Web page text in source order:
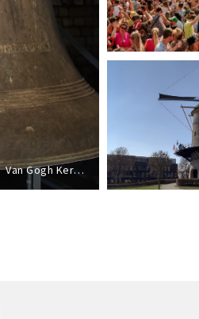
Van Gogh Kerk Etten-Leur